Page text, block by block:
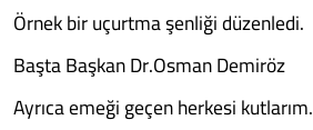
Örnek bir uçurtma şenliği düzenledi.
Başta Başkan Dr.Osman Demiröz
Ayrıca emeği geçen herkesi kutlarım.